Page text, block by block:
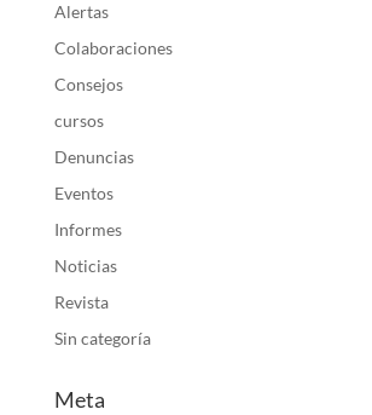
Alertas
Colaboraciones
Consejos
cursos
Denuncias
Eventos
Informes
Noticias
Revista
Sin categoría
Meta